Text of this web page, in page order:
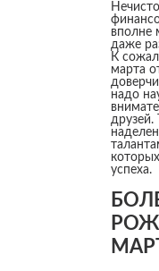
вполне
даже
К
марта
надо
друзей.
успеха.